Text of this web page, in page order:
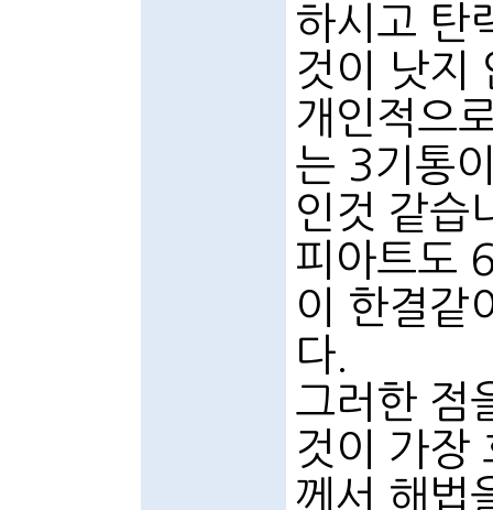
하시고 탄
것이 낫지
개인적으
는 3기통
인것 같습
피아트도
이 한결같
다.
그러한 점
것이 가장
께서 해법